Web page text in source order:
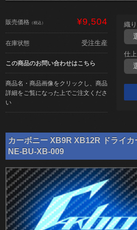
販売価格 （税込） ¥9,504
在庫状態 受注生産
この商品のお問い合わせはこちら
商品名・商品画像をクリックし、商品
詳細をご覧になった上でご注文くださ
い
織
仕
カーボニー XB9R XB12R ドライ
NE-BU-XB-009